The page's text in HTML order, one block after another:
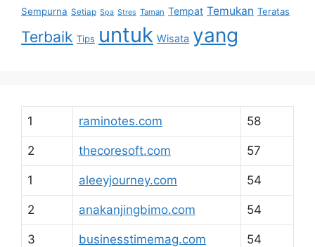
Sempurna Setiap Spa Stres Taman Tempat Temukan Teratas
Terbaik Tips untuk Wisata yang
1 raminotes.com 58
2 thecoresoft.com 57
1 aleeyjourney.com 54
2 anakanjingbimo.com 54
3 businesstimemag.com 54